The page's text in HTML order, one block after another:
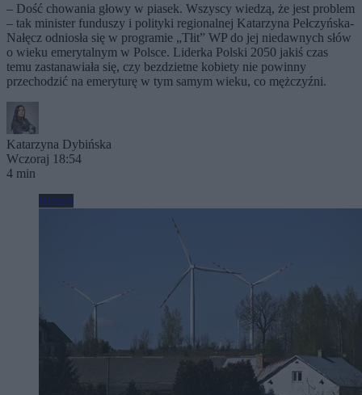
– Dość chowania głowy w piasek. Wszyscy wiedzą, że jest problem
– tak minister funduszy i polityki regionalnej Katarzyna Pełczyńska-
Nałęcz odniosła się w programie „Tłit” WP do jej niedawnych słów
o wieku emerytalnym w Polsce. Liderka Polski 2050 jakiś czas
temu zastanawiała się, czy bezdzietne kobiety nie powinny
przechodzić na emeryturę w tym samym wieku, co mężczyźni.
Katarzyna Dybińska
Wczoraj 18:54
4 min
Biznes